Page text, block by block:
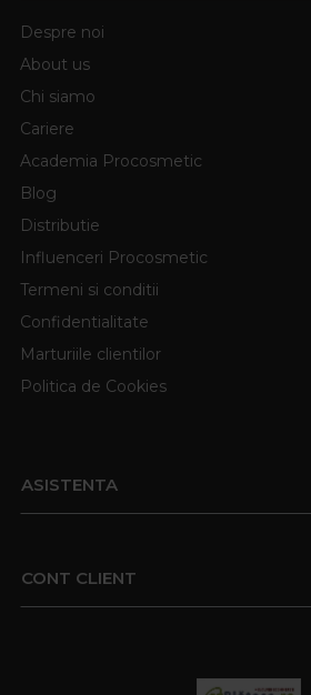
Despre noi
About us
Chi siamo
Cariere
Academia Procosmetic
Blog
Distributie
Influenceri Procosmetic
Termeni si conditii
Confidentialitate
Marturiile clientilor
Politica de Cookies
ASISTENTA
CONT CLIENT